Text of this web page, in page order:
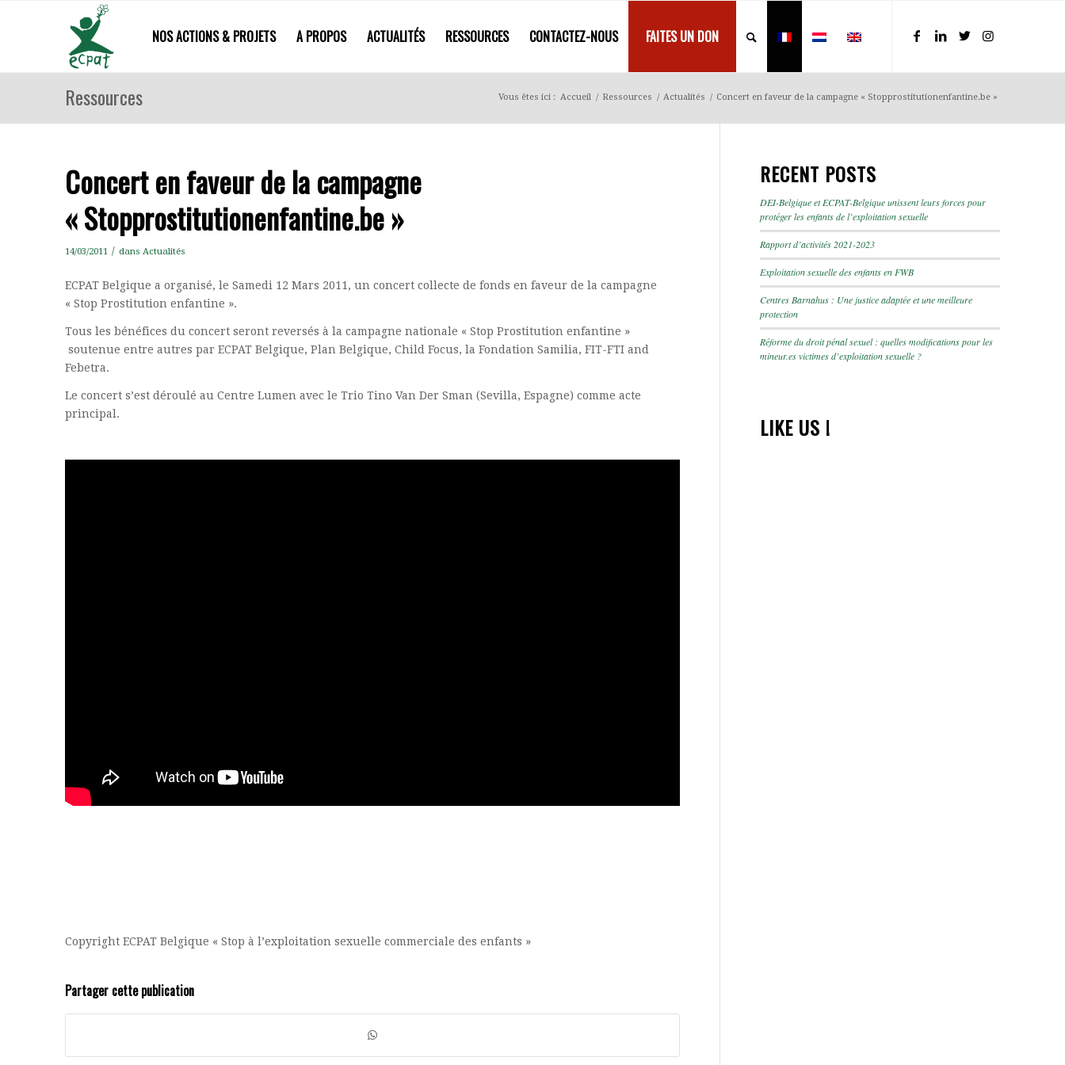
NOS ACTIONS & PROJETS A PROPOS ACTUALITÉS RESSOURCES CONTACTEZ-NOUS FAITES UN DON
Ressources Vous êtes ici : Accueil / Ressources / Actualités / Concert en faveur de la campagne « Stopprostitutionenfantine.be »
Concert en faveur de la campagne
« Stopprostitutionenfantine.be »
14/03/2011 / dans Actualités
ECPAT Belgique a organisé, le Samedi 12 Mars 2011, un concert collecte de fonds en faveur de la campagne
« Stop Prostitution enfantine ».
Tous les bénéfices du concert seront reversés à la campagne nationale « Stop Prostitution enfantine »
soutenue entre autres par ECPAT Belgique, Plan Belgique, Child Focus, la Fondation Samilia, FIT-FTI and
Febetra.
Le concert s’est déroulé au Centre Lumen avec le Trio Tino Van Der Sman (Sevilla, Espagne) comme acte
principal.
Copyright ECPAT Belgique « Stop à l’exploitation sexuelle commerciale des enfants »
Partager cette publication
RECENT POSTS
DEI-Belgique et ECPAT-Belgique unissent leurs forces pour
protéger les enfants de l’exploitation sexuelle
Rapport d’activités 2021-2023
Exploitation sexuelle des enfants en FWB
Centres Barnahus : Une justice adaptée et une meilleure
protection
Réforme du droit pénal sexuel : quelles modifications pour les
mineur.es victimes d’exploitation sexuelle ?
LIKE US !